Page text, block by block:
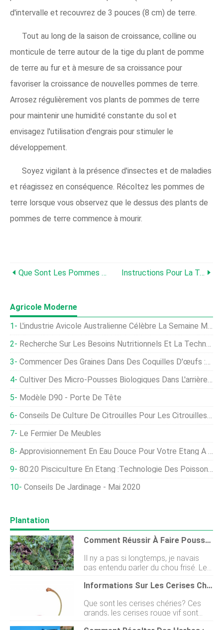
d'intervalle et recouvrez de 3 pouces (8 cm) de terre.
Tout au long de la saison de croissance, colline ou
monticule de terre autour de la tige du plant de pomme
de terre au fur et à mesure de sa croissance pour
favoriser la croissance de nouvelles pommes de terre.
Arrosez régulièrement vos plants de pommes de terre
pour maintenir une humidité constante du sol et
envisagez l'utilisation d'engrais pour stimuler le
développement.
Soyez vigilant à la présence d'insectes et de maladies
et réagissez en conséquence. Récoltez les pommes de
terre lorsque vous observez que le dessus des plants de
pommes de terre commence à mourir.
Que Sont Les Pommes De Terre Fingerling:Conseils Pour Faire Pousser Des Pommes De Terre Fingerling Instructions Pour La Tour De Pommes De Terre - Conseils Pour Construire Une Tour De Pommes De Terre
Agricole Moderne
L'industrie Avicole Australienne Célèbre La Semaine Mondiale De Sensibilisation Aux Antimicrobiens 2020
Recherche Sur Les Besoins Nutritionnels Et La Technologie Alimentaire Des Poissons Mandarins
Commencer Des Graines Dans Des Coquilles D'œufs :c'est Amusant, Facile, Et Écologique
Cultiver Des Micro-Pousses Biologiques Dans L'arrière-Cour
Modèle D90 - Porte De Tête
Conseils De Culture De Citrouilles Pour Les Citrouilles D'Halloween
Le Fermier De Meubles
Approvisionnement En Eau Douce Pour Votre Étang À Poissons-Chats
80:20 Pisciculture En Étang :technologie Des Poissons D'étang D'eau Douce
Conseils De Jardinage - Mai 2020
Plantation
Comment Réussir À Faire Pousser Du Chou Frisé Dans Votre Jardin
Il ny a pas si longtemps, je navais
pas entendu parler du chou frisé. Le
chou frisé a gagné en popularité en
raison de sa valeur nutritive
santé et saveur. Jadore manger du
chou frisé car il conserve sa texture
même lorsquil est cuit. Pour moi, la
Informations Sur Les Cerises Chéries :pouvez-Vous Faire Pousser Des Cerises Chéries À La Maison
Que sont les cerises chéries? Ces
grands, les cerises rouge vif sont
appréciées pour leur forme en cœur